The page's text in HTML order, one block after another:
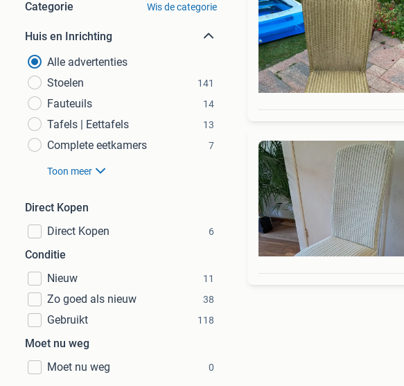
Categorie Wis de categorie
Huis en Inrichting
Alle advertenties
Stoelen
141
Fauteuils 14
Tafels | Eettafels 13
Complete eetkamers 7
Toon meer
Direct Kopen
Direct Kopen
6
Conditie
Nieuw
11
Zo goed als nieuw 38
Gebruikt 118
Moet nu weg
Moet nu weg
0